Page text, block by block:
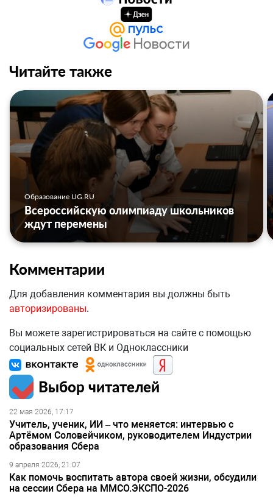
Читайте также
Образование UG.RU
Всероссийскую олимпиаду школьников
ждут перемены
Комментарии
Для добавления комментария вы должны быть
авторизированы.
Вы можете зарегистрироваться на сайте с помощью
социальных сетей ВК и Одноклассники
Выбор читателей
22 мая 2026, 17:17
Учитель, ученик, ИИ – что меняется: интервью с
Артёмом Соловейчиком, руководителем Индустрии
образования Сбера
9 апреля 2026, 21:07
Как помочь воспитать автора своей жизни, обсудили
на сессии Сбера на ММСО.ЭКСПО-2026